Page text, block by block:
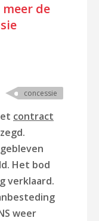
de
concessie
contract
Het bod
verklaard.
weer